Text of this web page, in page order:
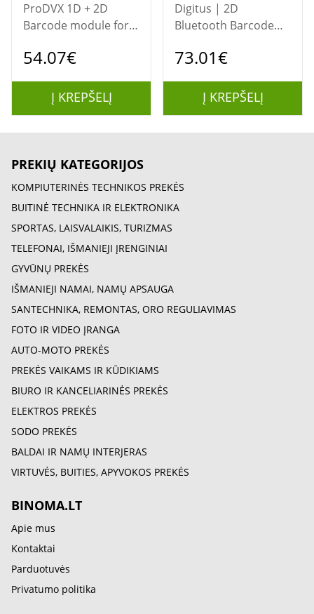
ProDVX 1D + 2D
Barcode module for
54.07€
Į KREPŠELĮ
Digitus | 2D
Bluetooth Barcode
73.01€
Į KREPŠELĮ
PREKIŲ KATEGORIJOS
KOMPIUTERINĖS TECHNIKOS PREKĖS
BUITINĖ TECHNIKA IR ELEKTRONIKA
SPORTAS, LAISVALAIKIS, TURIZMAS
TELEFONAI, IŠMANIEJI ĮRENGINIAI
GYVŪNŲ PREKĖS
IŠMANIEJI NAMAI, NAMŲ APSAUGA
SANTECHNIKA, REMONTAS, ORO REGULIAVIMAS
FOTO IR VIDEO ĮRANGA
AUTO-MOTO PREKĖS
PREKĖS VAIKAMS IR KŪDIKIAMS
BIURO IR KANCELIARINĖS PREKĖS
ELEKTROS PREKĖS
SODO PREKĖS
BALDAI IR NAMŲ INTERJERAS
VIRTUVĖS, BUITIES, APYVOKOS PREKĖS
BINOMA.LT
Apie mus
Kontaktai
Parduotuvės
Privatumo politika